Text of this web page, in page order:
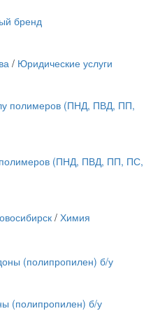
бренд
/ Юридические услуги
полимеров (ПНД, ПВД, ПП, ПС,
/ Химия
(полипропилен) б/у